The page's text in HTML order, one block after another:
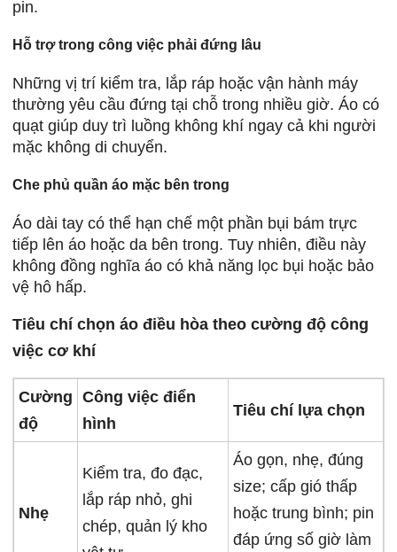
pin.
Hỗ trợ trong công việc phải đứng lâu
Những vị trí kiểm tra, lắp ráp hoặc vận hành máy
thường yêu cầu đứng tại chỗ trong nhiều giờ. Áo có
quạt giúp duy trì luồng không khí ngay cả khi người
mặc không di chuyển.
Che phủ quần áo mặc bên trong
Áo dài tay có thể hạn chế một phần bụi bám trực
tiếp lên áo hoặc da bên trong. Tuy nhiên, điều này
không đồng nghĩa áo có khả năng lọc bụi hoặc bảo
vệ hô hấp.
Tiêu chí chọn áo điều hòa theo cường độ công
việc cơ khí
Cường
độ
Công việc điển
hình
Tiêu chí lựa chọn
Nhẹ
Kiểm tra, đo đạc,
lắp ráp nhỏ, ghi
chép, quản lý kho
Áo gọn, nhẹ, đúng
size; cấp gió thấp
hoặc trung bình; pin
đáp ứng số giờ làm